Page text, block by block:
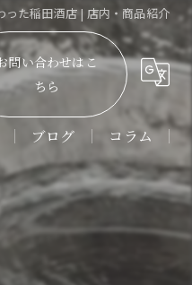
稲田酒店 | 店内・商品紹介
問い合わせはこ
ちら
ブログ コラム